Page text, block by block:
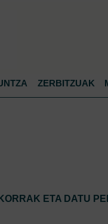
ZERBITZUAK
ETA DATU